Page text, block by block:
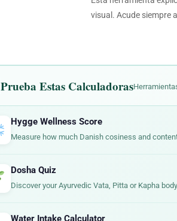
visual. Acude siempre
Prueba Estas Calculadoras
Hygge Wellness Score
Measure how much Danish cosiness and
Dosha Quiz
Discover your Ayurvedic Vata, Pitta or Kapha
Water Intake Calculator